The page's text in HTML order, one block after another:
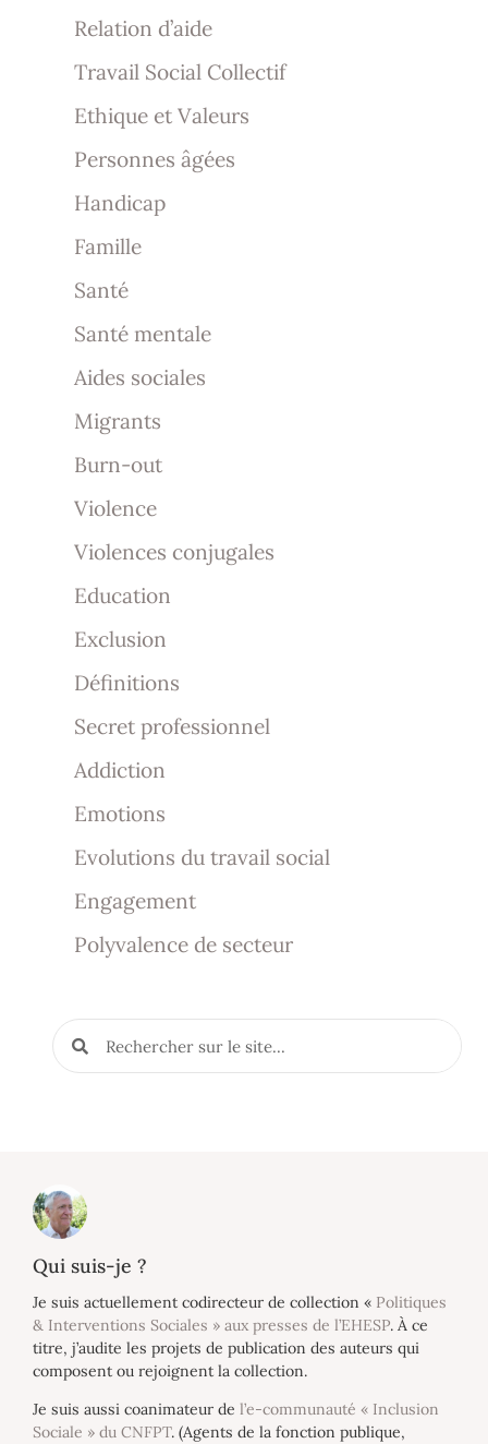
Relation d’aide
Travail Social Collectif
Ethique et Valeurs
Personnes âgées
Handicap
Famille
Santé
Santé mentale
Aides sociales
Migrants
Burn-out
Violence
Violences conjugales
Education
Exclusion
Définitions
Secret professionnel
Addiction
Emotions
Evolutions du travail social
Engagement
Polyvalence de secteur
Qui suis-je ?
Je suis actuellement codirecteur de collection « Politiques
& Interventions Sociales » aux presses de l’EHESP. À ce
titre, j’audite les projets de publication des auteurs qui
composent ou rejoignent la collection.
Je suis aussi coanimateur de l’e-communauté « Inclusion
Sociale » du CNFPT. (Agents de la fonction publique,